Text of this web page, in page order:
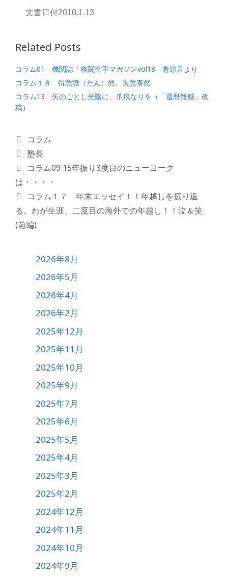
文書日付2010.1.13
Related Posts
コラム01 機関誌「格闘空手マガジンvol18」巻頭言より
コラム１８ 得意澹（たん）然、失意泰然
コラム13 矢のごとし光陰に、爪痕なりを（「還暦雑感」改
稿）
コラム
塾長
コラム09 15年振り3度目のニューヨーク
は・・・・
コラム１７ 年末エッセイ！！年越しを振り返
る。わが生涯、二度目の海外での年越し！！泣＆笑
(前編)
2026年8月
2026年5月
2026年4月
2026年2月
2025年12月
2025年11月
2025年10月
2025年9月
2025年7月
2025年6月
2025年5月
2025年4月
2025年3月
2025年2月
2024年12月
2024年11月
2024年10月
2024年9月